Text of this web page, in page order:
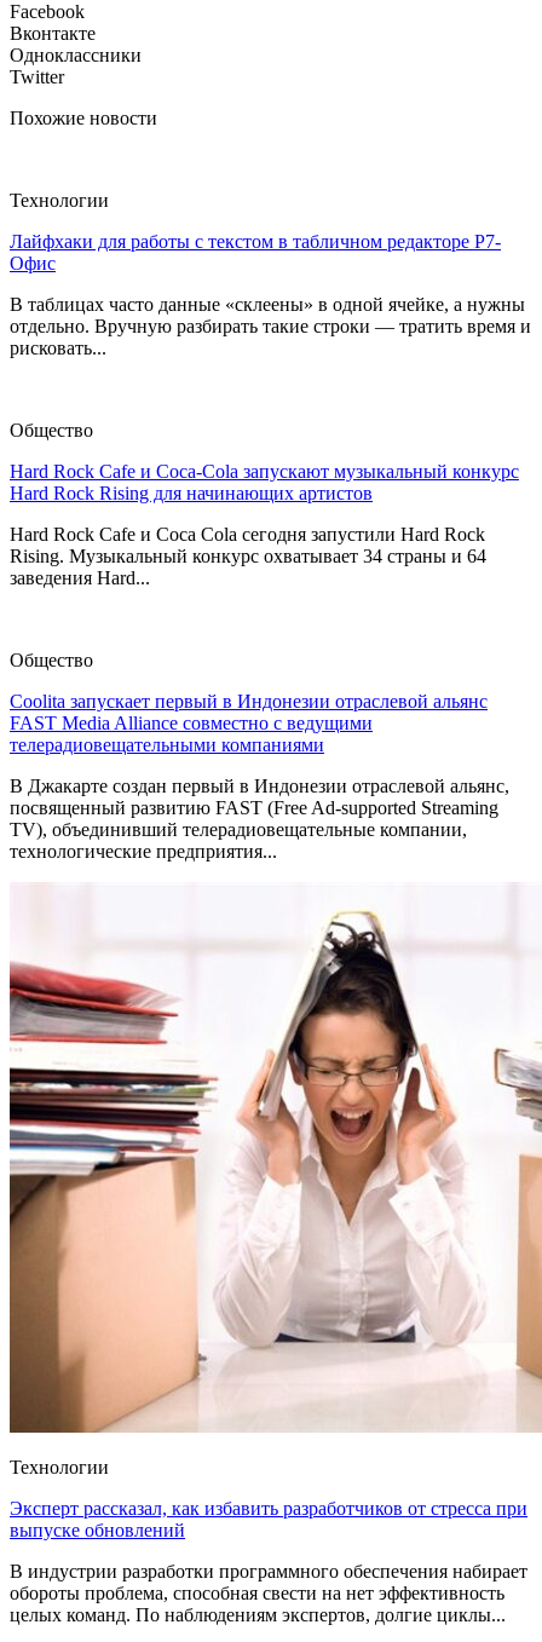
Facebook
Вконтакте
Одноклассники
Twitter
Похожие новости
Технологии
Лайфхаки для работы с текстом в табличном редакторе Р7-
Офис
В таблицах часто данные «склеены» в одной ячейке, а нужны
отдельно. Вручную разбирать такие строки — тратить время и
рисковать...
Общество
Hard Rock Cafe и Coca-Cola запускают музыкальный конкурс
Hard Rock Rising для начинающих артистов
Hard Rock Cafe и Coca Cola сегодня запустили Hard Rock
Rising. Музыкальный конкурс охватывает 34 страны и 64
заведения Hard...
Общество
Coolita запускает первый в Индонезии отраслевой альянс
FAST Media Alliance совместно с ведущими
телерадиовещательными компаниями
В Джакарте создан первый в Индонезии отраслевой альянс,
посвященный развитию FAST (Free Ad-supported Streaming
TV), объединивший телерадиовещательные компании,
технологические предприятия...
Технологии
Эксперт рассказал, как избавить разработчиков от стресса при
выпуске обновлений
В индустрии разработки программного обеспечения набирает
обороты проблема, способная свести на нет эффективность
целых команд. По наблюдениям экспертов, долгие циклы...